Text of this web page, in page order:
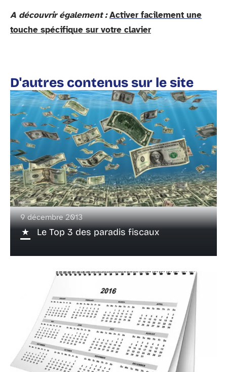
A découvrir également : Activer facilement une
touche spécifique sur votre clavier
D'autres contenus sur le site
9 décembre 2013
Le Top 3 des paradis fiscaux